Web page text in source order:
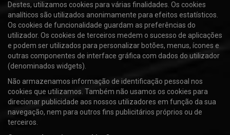
Destes, utilizamos cookies para várias finalidades. Os cookies
analíticos são utilizados anonimamente para efeitos estatísticos.
Os cookies de funcionalidade guardam as preferências do
utilizador. Os cookies de terceiros medem o sucesso de aplicações
e podem ser utilizados para personalizar botões, menus, ícones e
outras componentes de interface gráfica com dados do utilizador
(denominados widgets).
Não armazenamos informação de identificação pessoal nos
cookies que utilizamos. Também não usamos os cookies para
direcionar publicidade aos nossos utilizadores em função da sua
navegação, nem para outros fins publicitários próprios ou de
terceiros.